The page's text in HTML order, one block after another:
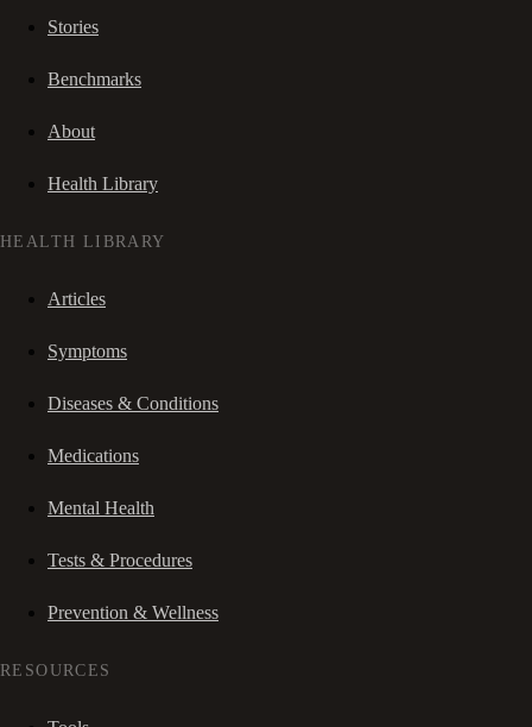
Stories
Benchmarks
About
Health Library
HEALTH LIBRARY
Articles
Symptoms
Diseases & Conditions
Medications
Mental Health
Tests & Procedures
Prevention & Wellness
RESOURCES